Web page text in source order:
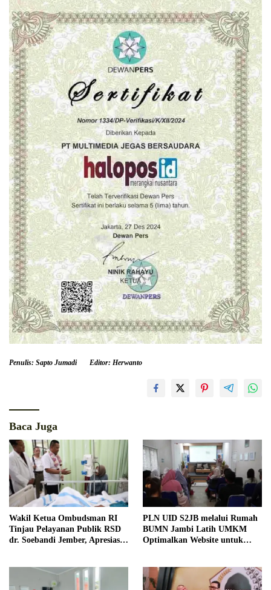
Penulis: Sapto Jumadi Editor: Herwanto
Baca Juga
Wakil Ketua Ombudsman RI
Tinjau Pelayanan Publik RSD
dr. Soebandi Jember, Apresiasi
PLN UID S2JB melalui Rumah
BUMN Jambi Latih UMKM
Optimalkan Website untuk